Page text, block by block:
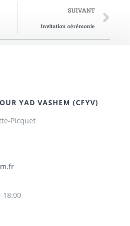
SUIVANT
Invitation cérémonie
YAD VASHEM (CFYV)
Picquet
18:00